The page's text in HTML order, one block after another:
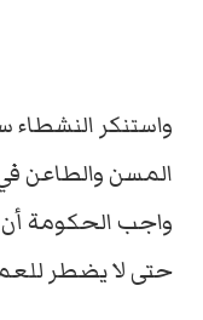
واستنكر
المسن والطاعن
واجب الحكومة
حتى لا يضطر